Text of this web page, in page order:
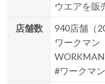
ウエアを販
店舗数
940店舗（
ワークマ
#ワークマ